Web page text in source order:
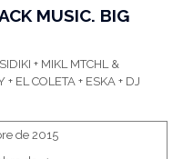
MUSIC. BIG
+ MIKL MTCHL &
EL COLETA + ESKA + DJ
de 2015